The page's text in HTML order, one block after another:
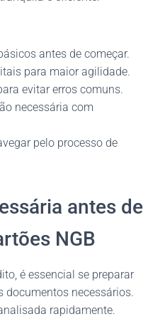
antes de começar.
para maior agilidade.
evitar erros comuns.
necessária com
pelo processo de
antes de
NGB
é essencial se preparar
documentos necessários.
rapidamente.